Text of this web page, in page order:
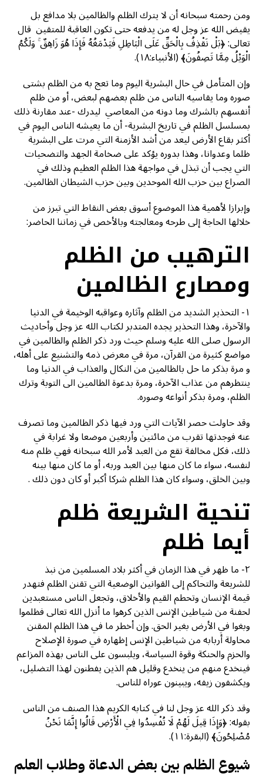
ومن رحمته سبحانه أن لا يترك الظلم والظالمين بلا مدافع بل
يقيض الله عز وجل له من يدفعه حتى تكون العاقبة للمتقين قال
تعالى: ﴿بَلْ نَقْذِفُ بِالْحَقِّ عَلَى الْبَاطِلِ فَيَدْمَغُهُ فَإِذَا هُوَ زَاهِقٌ ۚ وَلَكُمُ
الْوَيْلُ مِمَّا تَصِفُونَ﴾ (الأنبياء:١٨).
وإن المتأمل في حال البشرية اليوم وما تعج به من الظلم بشتى
صوره وما يقاسيه الناس من ظلم بعضهم لبعض، أو من ظلم
أنفسهم بالشرك وما دونه من المعاصي ليدرك -عند مقارنة ذلك
بمسلسل الظلم في تاريخ البشرية- أن ما يعيشه الناس اليوم في
أكثر بقاع الأرض ليعد من أشد الأزمنة التي مرت على البشرية
ظلما وعدوانا، وهذا بدوره يؤكد على ضخامة الجهد والتضحيات
التي يجب أن تبذل في مواجهة هذا الظلم العظيم وذلك في
الصراع بين حزب الله الموحدين وبين حزب الشيطان الظالمين.
وإبرازا لأهمية هذا الموضوع أسوق بعض النقاط التي تبرز من
خلالها الحاجة إلى طرحه ومعالجته وبالأخص في زماننا الحاضر:
الترهيب من الظلم
ومصارع الظالمين
١- التحذير الشديد من الظلم وآثاره وعواقبه الوخيمة في الدنيا
والآخرة، وهذا التحذير يجده المتدبر لكتاب الله عز وجل وأحاديث
الرسول صلى الله عليه وسلم حيث ورد ذكر الظلم والظالمين في
مواضع كثيرة من القرآن، مرة في معرض ذمه والتشنيع على أهله،
و مرة بذكر ما حل بالظالمين من النكال والعذاب في الدنيا وما
ينتظرهم من عذاب الآخرة، ومرة بدعوة الظالمين الى التوبة وترك
الظلم، ومرة بذكر أنواعه وصوره.
وقد حاولت حصر الآيات التي ورد فيها ذكر الظالمين وما تصرف
عنه فوجدتها تقرب من مائتين وأربعين موضعا ولا غرابة في
ذلك، فكل مخالفة تقع من العبد لأمر الله سبحانه فهي ظلم منه
لنفسه، سواء ما كان منها بين العبد وربه، أو ما كان منها بينه
وبين الخلق، وسواء كان هذا الظلم شركا أكبر أو كان دون ذلك .
تنحية الشريعة ظلم
أيما ظلم
٢- ما ظهر في هذا الزمان في أكثر بلاد المسلمين من نبذ
للشريعة والتحاكم إلى القوانين الوضعية التي تقنن الظلم فتهدر
قيمة الإنسان وتحطم القيم والأخلاق، وتجعل الناس مستعبدين
لحفنة من شياطين الإنس الذين كرهوا ما أنزل الله تعالى فظلموا
وبغوا في الأرض بغير الحق. وإن أخطر ما في هذا الظلم المقنن
محاولة أربابه من شياطين الإنس إظهاره في صورة الإصلاح
والحزم والحنكة وقوة السياسة، ويلبسون على الناس بهذه المزاعم
فينخدع منهم من ينخدع وقليل هم الذين يفطنون لهذا التضليل،
ويكشفون زيفه، ويبينون عوراه للناس.
وقد ذكر الله عز وجل لنا في كتابه الكريم هذا الصنف من الناس
بقوله: ﴿وَإِذَا قِيلَ لَهُمْ لَا تُفْسِدُوا فِي الْأَرْضِ قَالُوا إِنَّمَا نَحْنُ
مُصْلِحُونَ﴾ (البقرة:١١).
شيوع الظلم بين بعض الدعاة وطلاب العلم